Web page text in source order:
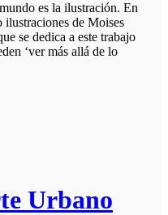
es la ilustración. En
ilustraciones de Moises
se dedica a este trabajo
‘ver más allá de lo
Urbano